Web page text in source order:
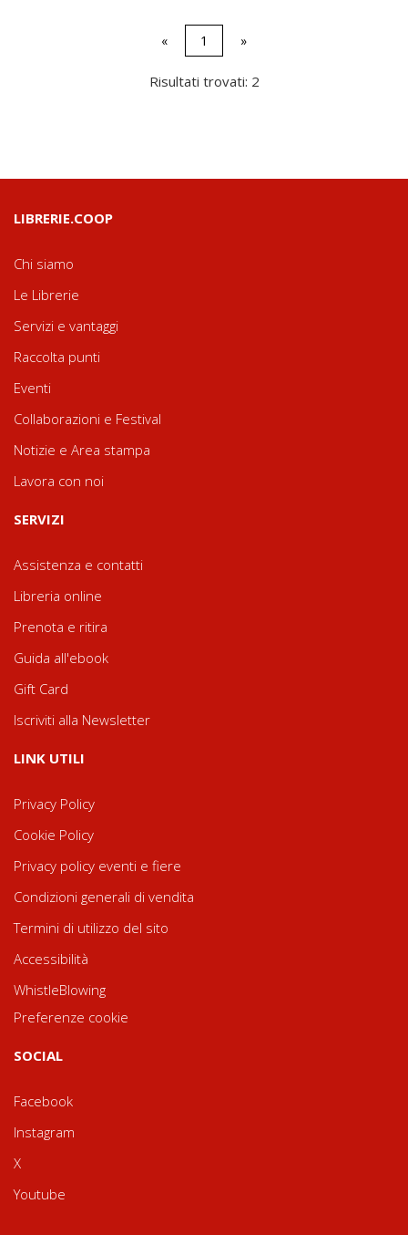
« 1 »
Risultati trovati: 2
LIBRERIE.COOP
Chi siamo
Le Librerie
Servizi e vantaggi
Raccolta punti
Eventi
Collaborazioni e Festival
Notizie e Area stampa
Lavora con noi
SERVIZI
Assistenza e contatti
Libreria online
Prenota e ritira
Guida all'ebook
Gift Card
Iscriviti alla Newsletter
LINK UTILI
Privacy Policy
Cookie Policy
Privacy policy eventi e fiere
Condizioni generali di vendita
Termini di utilizzo del sito
Accessibilità
WhistleBlowing
Preferenze cookie
SOCIAL
Facebook
Instagram
X
Youtube